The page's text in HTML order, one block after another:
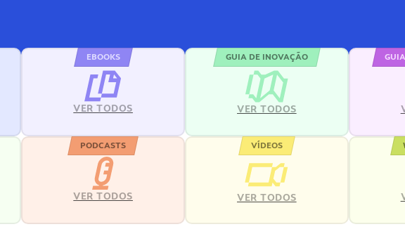
EBOOKS
VER TODOS
GUIA DE INOVAÇÃO
VER TODOS
PODCASTS
VER TODOS
VÍDEOS
VER TODOS